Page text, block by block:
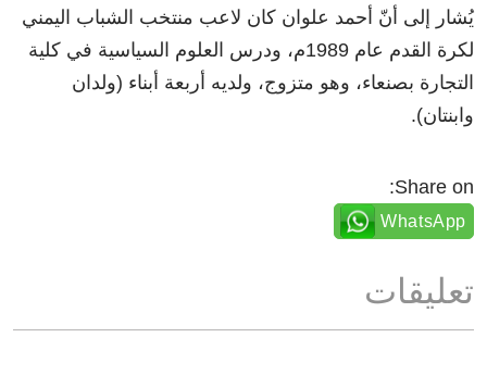
يُشار إلى أنّ أحمد علوان كان لاعب منتخب الشباب اليمني
لكرة القدم عام 1989م، ودرس العلوم السياسية في كلية
التجارة بصنعاء، وهو متزوج، ولديه أربعة أبناء (ولدان
وابنتان).
Share on:
WhatsApp
تعليقات